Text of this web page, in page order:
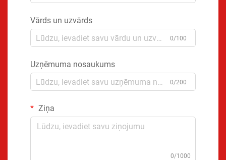
Vārds un uzvārds
0/100
Uzņēmuma nosaukums
0/200
Ziņa
0/1000